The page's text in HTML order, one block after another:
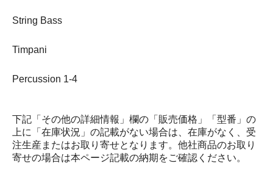
String Bass
Timpani
Percussion 1-4
下記「その他の詳細情報」欄の「販売価格」「型番」の
上に「在庫状況」の記載がない場合は、在庫がなく、受
注生産またはお取り寄せとなります。他社商品のお取り
寄せの場合は本ページ記載の納期をご確認ください。